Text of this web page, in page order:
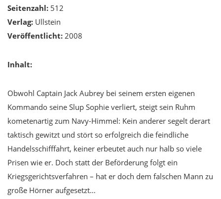
Seitenzahl: 512
Verlag: Ullstein
Veröffentlicht: 2008
Inhalt:
Obwohl Captain Jack Aubrey bei seinem ersten eigenen
Kommando seine Slup Sophie verliert, steigt sein Ruhm
kometenartig zum Navy-Himmel: Kein anderer segelt derart
taktisch gewitzt und stört so erfolgreich die feindliche
Handelsschifffahrt, keiner erbeutet auch nur halb so viele
Prisen wie er. Doch statt der Beförderung folgt ein
Kriegsgerichtsverfahren – hat er doch dem falschen Mann zu
große Hörner aufgesetzt…